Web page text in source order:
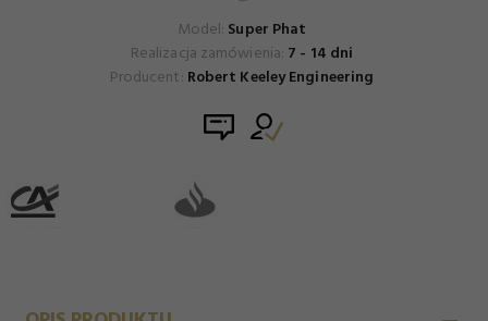
Model: Super Phat
Realizacja zamówienia: 7 - 14 dni
Producent: Robert Keeley Engineering